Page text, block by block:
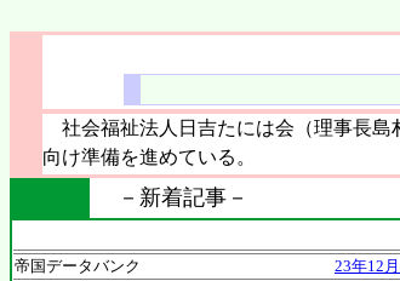
社会福祉法人日吉たには会（理事長島
向け準備を進めている。
－新着記事－
帝国データバンク 23年12